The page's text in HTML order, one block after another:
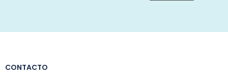
CONTACTO